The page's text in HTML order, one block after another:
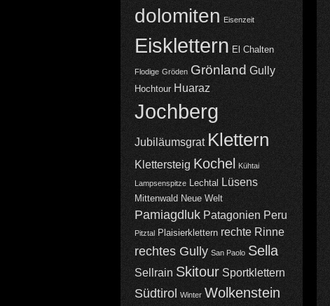
dolomiten Eisenzeit
Eisklettern El Chalten
Flodige Gröden Grönland Gully
Hochtour Huaraz
Jochberg
Jubiläumsgrat Klettern
Klettersteig Kochel Kühtai
Lampsenspitze Lechtal Lüsens
Mittenwald Neue Welt
Pamiagdluk Patagonien Peru
Pitztal Plaisierklettern rechte Rinne
rechtes Gully San Paolo Sella
Sellrain Skitour Sportklettern
Südtirol Winter Wolkenstein